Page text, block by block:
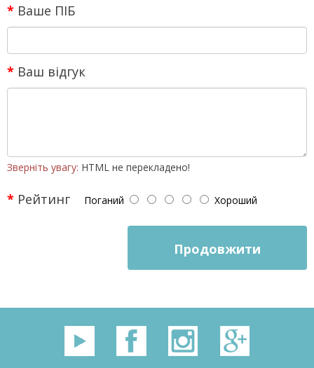
Ваше ПІБ
Ваш відгук
Зверніть увагу: HTML не перекладено!
Рейтинг Поганий Хороший
Продовжити